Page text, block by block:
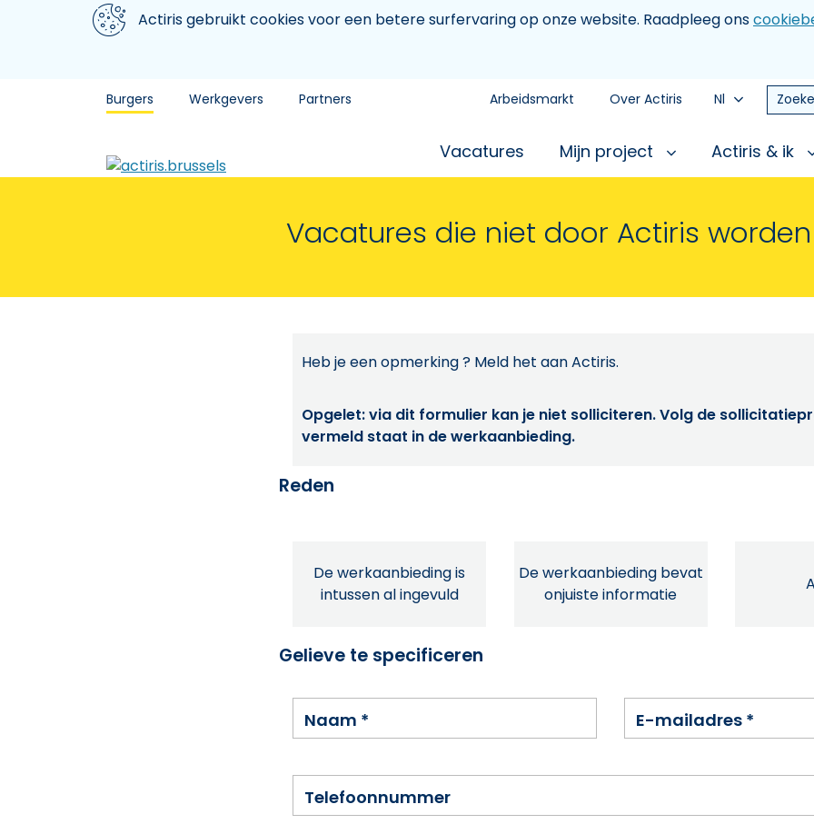
Aller au contenu principal
We gebruiken cookiesActiris gebruikt cookies voor een betere surfervaring op onze website. Raadpleeg ons
Burgers Werkgevers Partners Arbeidsmarkt Over Actiris Nl
Vacatures Mijn project Actiris & ik
Vacatures die niet door Actiris
Heb je een opmerking ? Meld het aan Actiris.
Opgelet: via dit formulier kan je niet solliciteren. Volg de
vermeld staat in de werkaanbieding.
Reden
De werkaanbieding is
intussen al ingevuld
De werkaanbieding bevat
onjuiste informatie
Gelieve te specificeren
Naam * E-mailadres *
Telefoonnummer